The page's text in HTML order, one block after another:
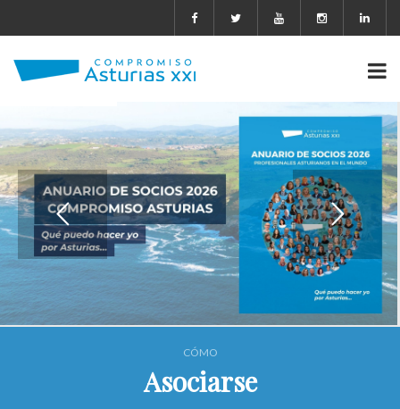
CÓMO
Asociarse